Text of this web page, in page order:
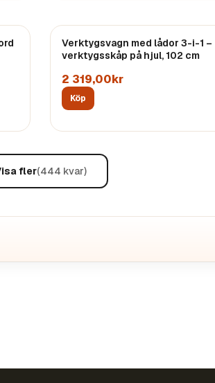
Verktygsvagn med lådor 3-i-1 –
verktygsskåp på hjul, 102 cm
2 319,00kr
Köp
fler(444 kvar)